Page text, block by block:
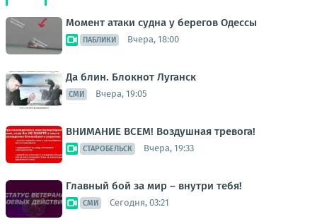
Момент атаки судна у берегов Одессы
ПАБЛИКИ Вчера, 18:00
Да блин. Блокнот Луганск
СМИ Вчера, 19:05
ВНИМАНИЕ ВСЕМ! Воздушная тревога!
СТАРОБЕЛЬСК Вчера, 19:33
Главный бой за мир – внутри тебя!
СМИ Сегодня, 03:21